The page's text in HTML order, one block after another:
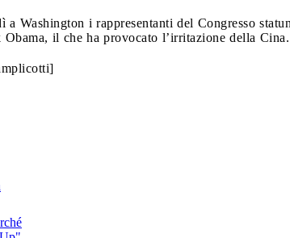
Washington i rappresentanti del Congresso
Obama, il che ha provocato l’irritazione della Cina.